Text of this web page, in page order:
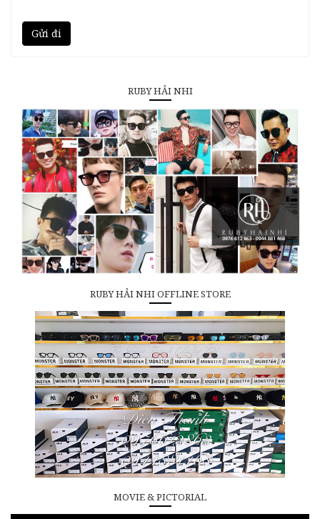
Gửi đi
RUBY HẢI NHI
RUBY HẢI NHI OFFLINE STORE
MOVIE & PICTORIAL